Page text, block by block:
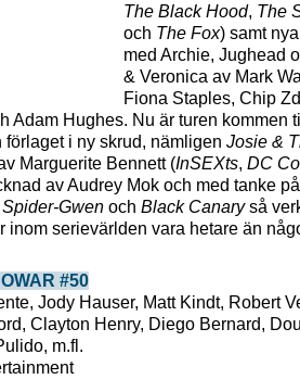
The Black Hood, The
och The Fox) samt
med Archie, Jughead
& Veronica av Mark
Fiona Staples, Chip
Adam Hughes. Nu är turen kommen
i ny skrud, nämligen Josie &
Marguerite Bennett (InSEXts, DC
av Audrey Mok och med tanke
Spider-Gwen och Black Canaryså
inom serievärlden vara hetare än
#50
Jody Hauser, Matt Kindt, Robert
Clayton Henry, Diego Bernard,
m.fl.